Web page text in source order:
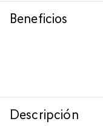
Beneficios
Descripción